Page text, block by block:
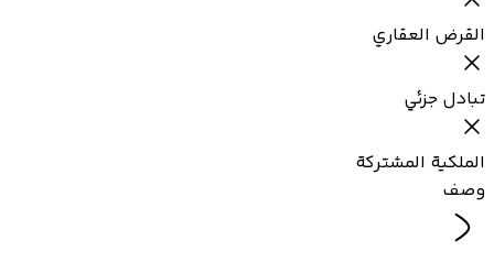
القرض العقاري
تبادل جزئي
الملكية المشتركة
وصف